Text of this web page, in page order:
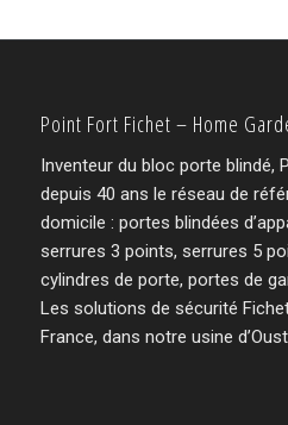
Point Fort Fichet – Home
Inventeur du bloc porte blindé,
depuis 40 ans le réseau de
domicile : portes blindées
serrures 3 points, serrures 5
cylindres de porte, portes de
Les solutions de sécurité
France, dans notre usine